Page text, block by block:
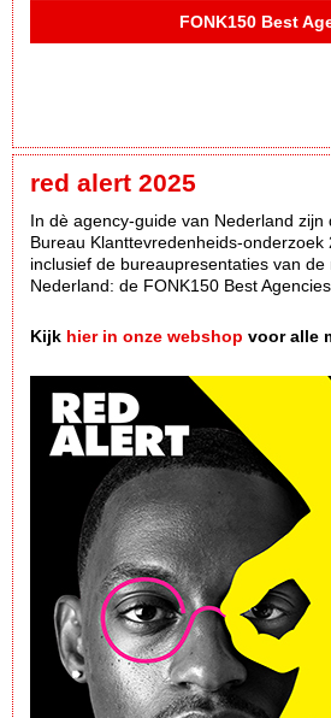
FONK150 Best
red alert 2025
In dè agency-guide van Nederland
Bureau Klanttevredenheids-onderzoek
inclusief de bureaupresentaties van
Nederland: de FONK150 Best
Kijk hier in onze webshop voor alle